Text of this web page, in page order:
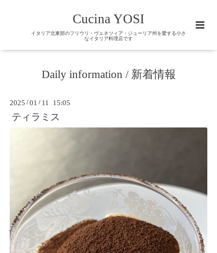
Cucina YOSI
イタリア北東部のフリウリ・ヴェネツィア・ジューリア州を愛する小さ
なイタリア料理店です
Daily information / 新着情報
2025 /01 / 11 15:05
ティラミス